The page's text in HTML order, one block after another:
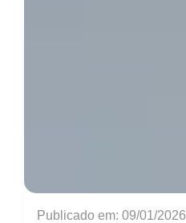
Publicado em: 09/01/2026